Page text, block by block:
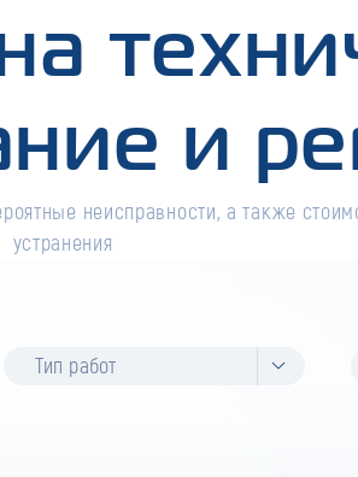
и
неисправности, а также
устранения
Тип работ